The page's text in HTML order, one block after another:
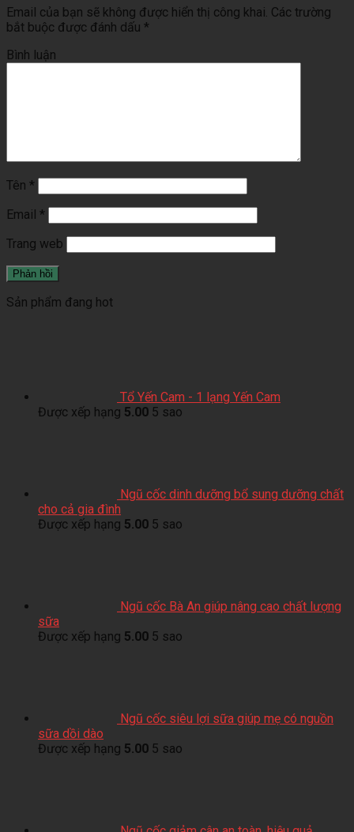
Email của bạn sẽ không được hiển thị công khai. Các trường
bắt buộc được đánh dấu *
Bình luận
Tên *
Email *
Trang web
Sản phẩm đang hot
Tổ Yến Cam - 1 lạng Yến Cam
Được xếp hạng 5.00 5 sao
Ngũ cốc dinh dưỡng bổ sung dưỡng chất
cho cả gia đình
Được xếp hạng 5.00 5 sao
Ngũ cốc Bà An giúp nâng cao chất lượng
sữa
Được xếp hạng 5.00 5 sao
Ngũ cốc siêu lợi sữa giúp mẹ có nguồn
sữa dồi dào
Được xếp hạng 5.00 5 sao